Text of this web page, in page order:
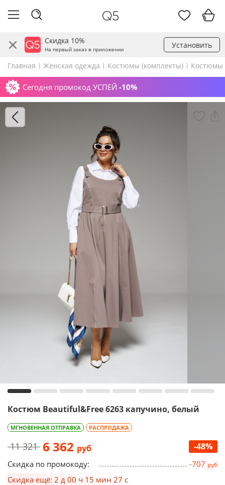
Скидка 10%
На первый заказ в приложении Установить
Главная Женская одежда Костюмы (комплекты) Костюмы
Сегодня промокод УСПЕЙ -10%
Костюм Beautiful&Free 6263 капучино, белый
МГНОВЕННАЯ ОТПРАВКА РАСПРОДАЖА
11 321 6 362 руб -48%
Скидка по промокоду: -707 руб
Скидка ещё: 2 д 00 ч 15 мин 26 с